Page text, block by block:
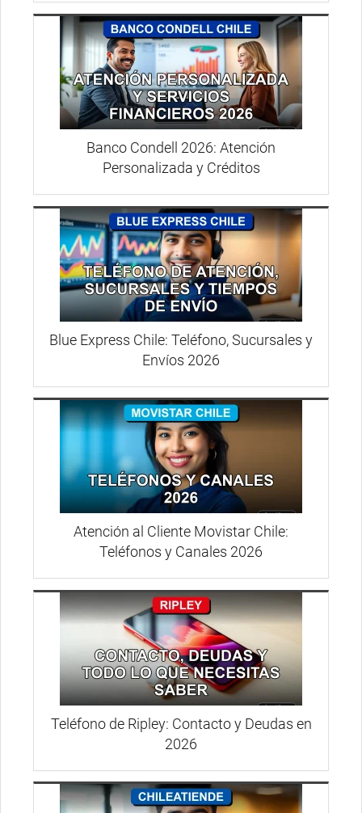
Banco Condell 2026: Atención
Personalizada y Créditos
Blue Express Chile: Teléfono, Sucursales y
Envíos 2026
Atención al Cliente Movistar Chile:
Teléfonos y Canales 2026
Teléfono de Ripley: Contacto y Deudas en
2026